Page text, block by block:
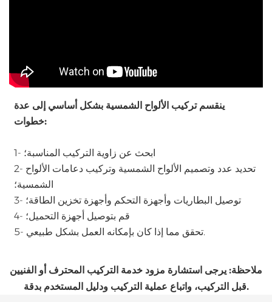
ينقسم تركيب الألواح الشمسية بشكل أساسي إلى عدة
خطوات:
1- ابحث عن زاوية التركيب المناسبة؛
2- تحديد عدد وتصميم الألواح الشمسية وتركيب دعامات الألواح
الشمسية؛
3- توصيل البطاريات وأجهزة التحكم وأجهزة تخزين الطاقة؛
4- قم بتوصيل أجهزة التحميل؛
5- تحقق مما إذا كان بإمكانه العمل بشكل طبيعي.
ملاحظة: يرجى استشارة مزود خدمة التركيب المحترف أو الفنيين
قبل التركيب، واتباع عملية التركيب ودليل المستخدم بدقة.